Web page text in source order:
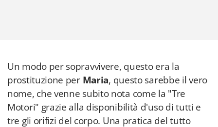
Un modo per sopravvivere, questo era la
prostituzione per Maria, questo sarebbe il vero
nome, che venne subito nota come la "Tre
Motori" grazie alla disponibilità d'uso di tutti e
tre gli orifizi del corpo. Una pratica del tutto